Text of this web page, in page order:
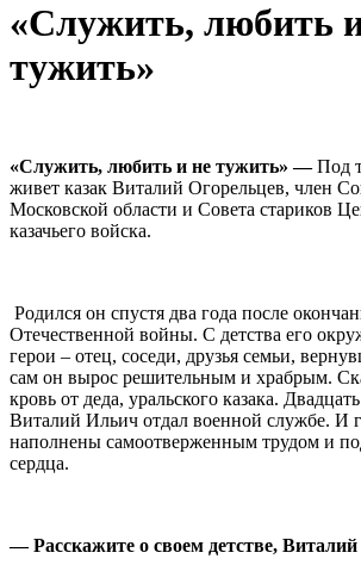
«Служить, любить
тужить»
«Служить, любить и не тужить» —Под
живет казак Виталий Огорельцев, член
Московской области и Совета стариков
казачьего войска.
Родился он спустя два года после
Отечественной войны. С детства его
герои – отец, соседи, друзья семьи,
сам он вырос решительным и храбрым.
кровь от деда, уральского казака.
Виталий Ильич отдал военной службе. И
наполнены самоотверженным трудом и
сердца.
— Расскажите о своем детстве,